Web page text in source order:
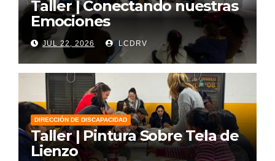
Taller | Conectando nuestras
Emociones
JUL 22, 2026 LCDRV
DIRECCIÓN DE DISCAPACIDAD
Taller | Pintura Sobre Tela de
Lienzo